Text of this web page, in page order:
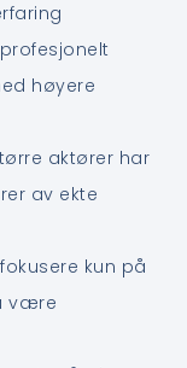
høyere
aktører har
av ekte
kun på
være